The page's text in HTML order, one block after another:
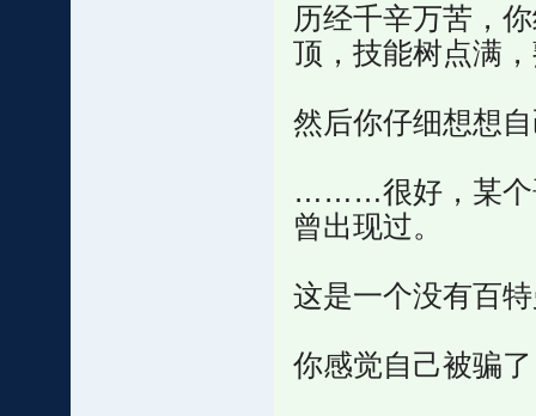
历经千辛万苦，
顶，技能树点满
然后你仔细想想
………很好，某个
曾出现过。
这是一个没有百
你感觉自己被骗